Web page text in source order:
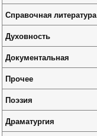
Справочная литература
Духовность
Документальная
Прочее
Поэзия
Драматургия